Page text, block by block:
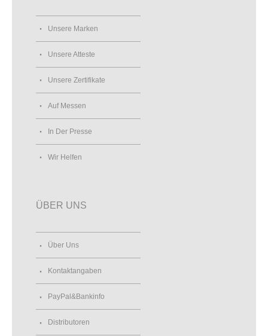
Unsere Marken
Unsere Atteste
Unsere Zertifikate
Auf Messen
In Der Presse
Wir Helfen
ÜBER UNS
Über Uns
Kontaktangaben
PayPal&Bankinfo
Distributoren